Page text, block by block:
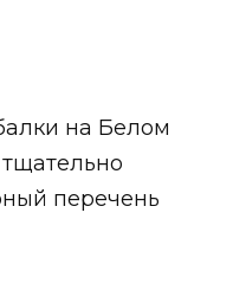
на Белом
перечень